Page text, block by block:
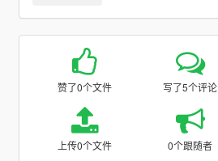
赞了0个文件 写了5个评论
上传0个文件 0个跟随者